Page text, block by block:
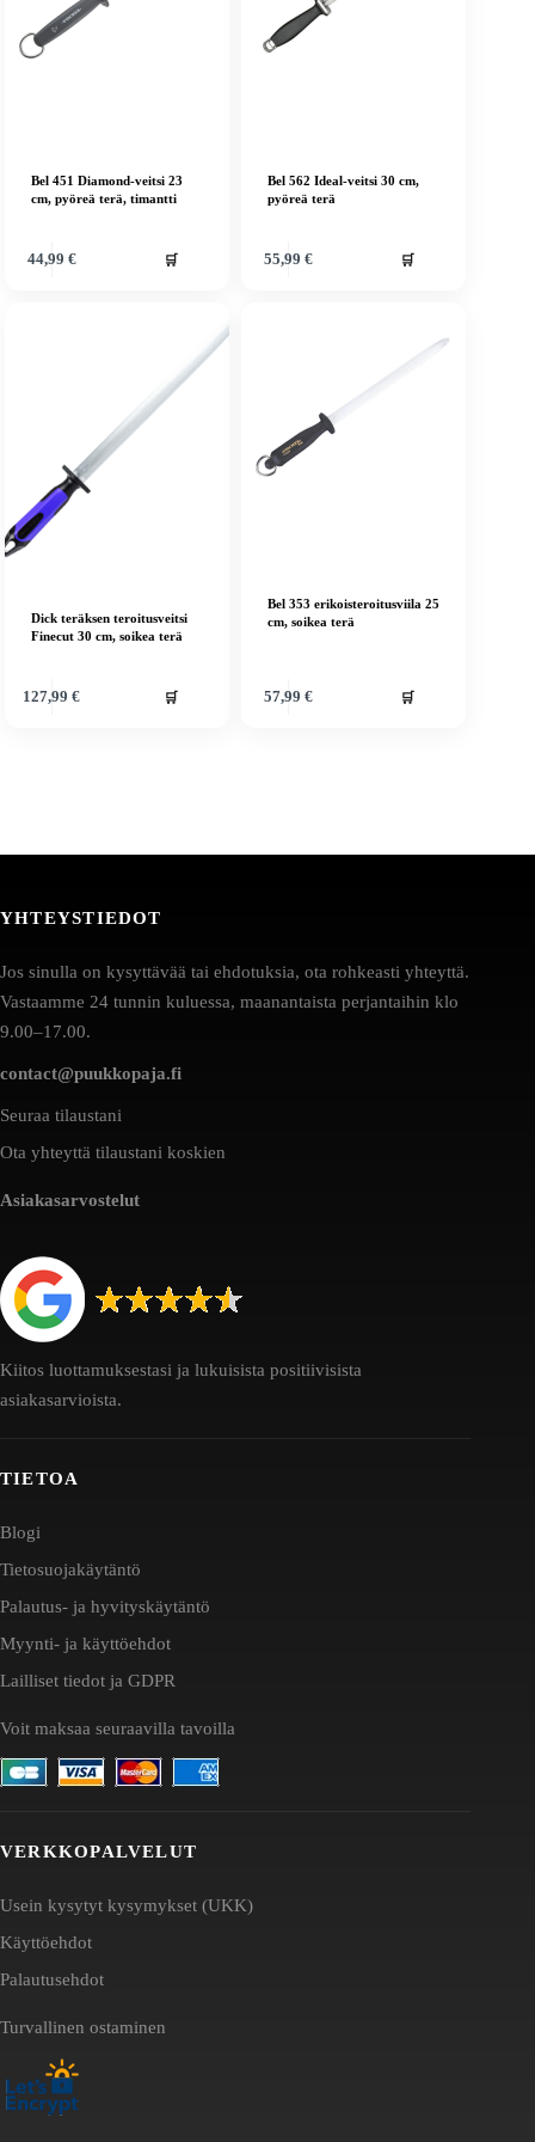
Bel 451 Diamond-veitsi 23
cm, pyöreä terä, timantti
44,99 € 🛒
Bel 562 Ideal-veitsi 30 cm,
pyöreä terä
55,99 € 🛒
Dick teräksen teroitusveitsi
Finecut 30 cm, soikea terä
127,99€ 🛒
Bel 353 erikoisteroitusviila 25
cm, soikea terä
57,99 € 🛒
YHTEYSTIEDOT
Jos sinulla on kysyttävää tai ehdotuksia, ota rohkeasti yhteyttä.
Vastaamme 24 tunnin kuluessa, maanantaista perjantaihin klo
9.00–17.00.
contact@puukkopaja.fi
Seuraa tilaustani
Ota yhteyttä tilaustani koskien
Asiakasarvostelut
Kiitos luottamuksestasi ja lukuisista positiivisista
asiakasarvioista.
TIETOA
Blogi
Tietosuojakäytäntö
Palautus- ja hyvityskäytäntö
Myynti- ja käyttöehdot
Lailliset tiedot ja GDPR
Voit maksaa seuraavilla tavoilla
VERKKOPALVELUT
Usein kysytyt kysymykset (UKK)
Käyttöehdot
Palautusehdot
Turvallinen ostaminen